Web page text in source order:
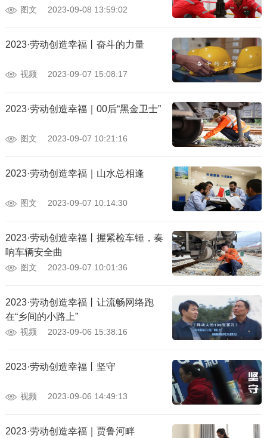
图文 2023-09-08 13:59:02
2023·劳动创造幸福丨奋斗的力量
视频 2023-09-07 15:08:17
2023·劳动创造幸福｜00后“黑金卫士”
图文 2023-09-07 10:21:16
2023·劳动创造幸福｜山水总相逢
图文 2023-09-07 10:14:30
2023·劳动创造幸福丨握紧检车锤，奏
响车辆安全曲
图文 2023-09-07 10:01:36
2023·劳动创造幸福丨让流畅网络跑
在“乡间的小路上”
视频 2023-09-06 15:38:16
2023·劳动创造幸福丨坚守
视频 2023-09-06 14:49:13
2023·劳动创造幸福｜贾鲁河畔